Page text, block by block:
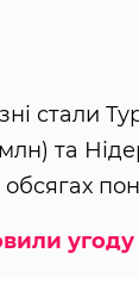
стали
та
обсягах
угоду